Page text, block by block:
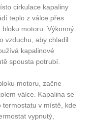
cirkulace kapaliny
teplo z válce přes
motoru. Výkonný
vzduchu, aby chladil
kapalinové
spousta potrubí.
motoru, začne
válce. Kapalina se
termostatu v místě, kde
vypnutý,